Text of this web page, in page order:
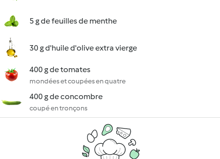
5 g de feuilles de menthe
30 g d'huile d'olive extra vierge
400 g de tomates
mondées et coupées en quatre
400 g de concombre
coupé en tronçons